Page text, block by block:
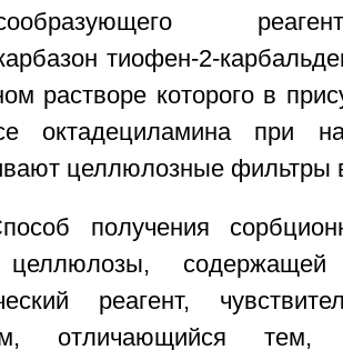
тиофен-2-
растворе которого в
октадециламина при
целлюлозные фильтры
получения
содержащей
реагент,
отличающийся